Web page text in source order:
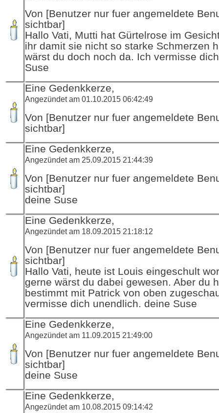
Von [Benutzer nur fuer angemeldete
sichtbar]
Hallo Vati, Mutti hat Gürtelrose im
ihr damit sie nicht so starke Schmerzen
wärst du doch noch da. Ich vermisse
Suse
Eine Gedenkkerze,
Angezündet am 01.10.2015 06:42:49
Von [Benutzer nur fuer angemeldete
sichtbar]
Eine Gedenkkerze,
Angezündet am 25.09.2015 21:44:39
Von [Benutzer nur fuer angemeldete
sichtbar]
deine Suse
Eine Gedenkkerze,
Angezündet am 18.09.2015 21:18:12
Von [Benutzer nur fuer angemeldete
sichtbar]
Hallo Vati, heute ist Louis eingeschult
gerne wärst du dabei gewesen. Aber du
bestimmt mit Patrick von oben
vermisse dich unendlich. deine Suse
Eine Gedenkkerze,
Angezündet am 11.09.2015 21:49:00
Von [Benutzer nur fuer angemeldete
sichtbar]
deine Suse
Eine Gedenkkerze,
Angezündet am 10.08.2015 09:14:42